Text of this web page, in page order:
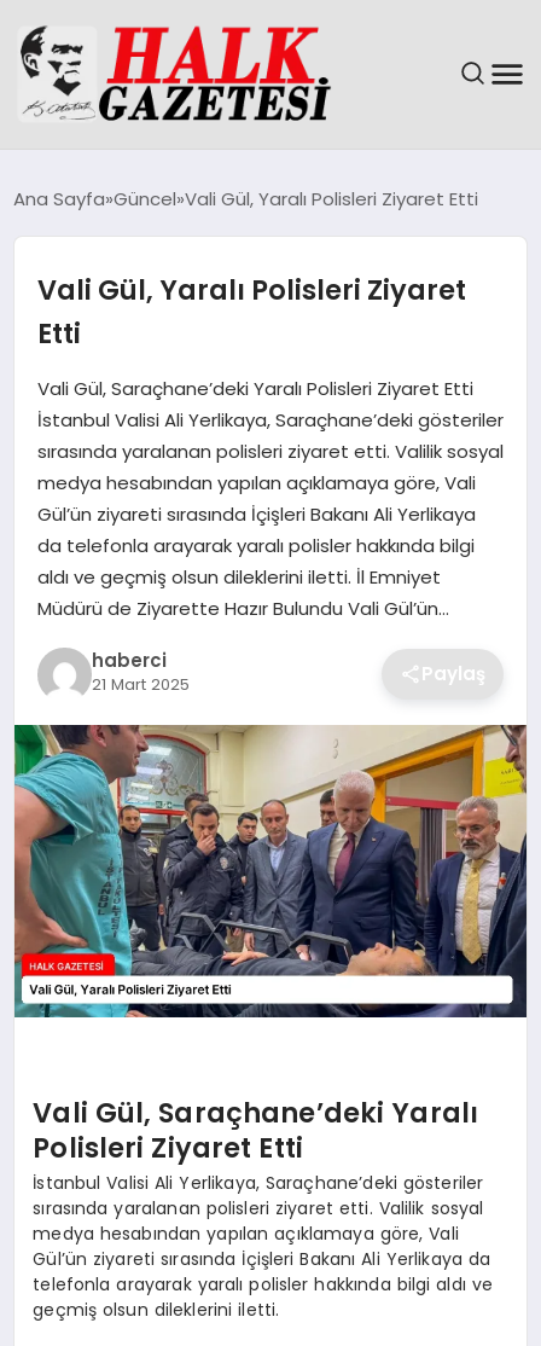
DÜNYA
EĞITIM
MAGAZIN
SAĞLIK
SIYASET
SPOR
TEKNOLOJI
YAŞAM
Ana Sayfa Güncel Vali Gül, Yaralı Polisleri Ziyaret Etti
Vali Gül, Yaralı Polisleri Ziyaret
Etti
Vali Gül, Saraçhane’deki Yaralı Polisleri Ziyaret Etti
İstanbul Valisi Ali Yerlikaya, Saraçhane’deki gösteriler
sırasında yaralanan polisleri ziyaret etti. Valilik sosyal
medya hesabından yapılan açıklamaya göre, Vali
Gül’ün ziyareti sırasında İçişleri Bakanı Ali Yerlikaya
da telefonla arayarak yaralı polisler hakkında bilgi
aldı ve geçmiş olsun dileklerini iletti. İl Emniyet
Müdürü de Ziyarette Hazır Bulundu Vali Gül’ün…
haberci
21 Mart 2025 Paylaş
Vali Gül, Saraçhane’deki Yaralı
Polisleri Ziyaret Etti
İstanbul Valisi Ali Yerlikaya, Saraçhane’deki gösteriler
sırasında yaralanan polisleri ziyaret etti. Valilik sosyal
medya hesabından yapılan açıklamaya göre, Vali
Gül’ün ziyareti sırasında İçişleri Bakanı Ali Yerlikaya da
telefonla arayarak yaralı polisler hakkında bilgi aldı ve
geçmiş olsun dileklerini iletti.